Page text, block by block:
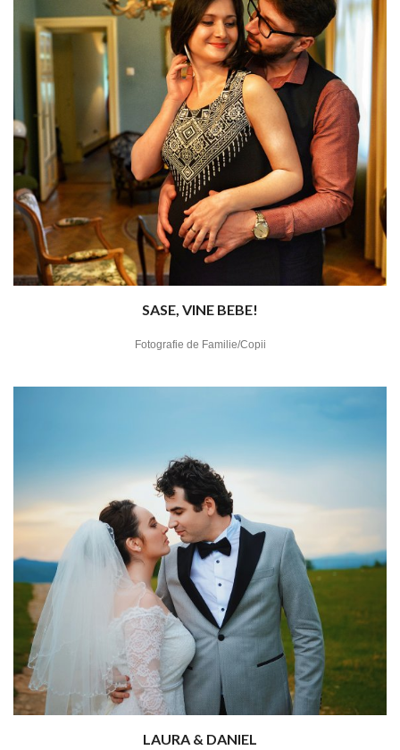
SASE, VINE BEBE!
Fotografie de Familie/Copii
LAURA & DANIEL